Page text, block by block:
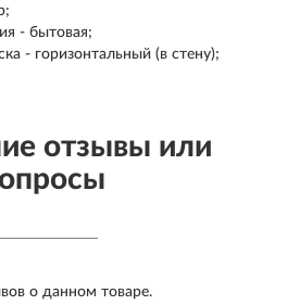
- бытовая;
- горизонтальный (в стену);
отзывы или
о данном товаре.